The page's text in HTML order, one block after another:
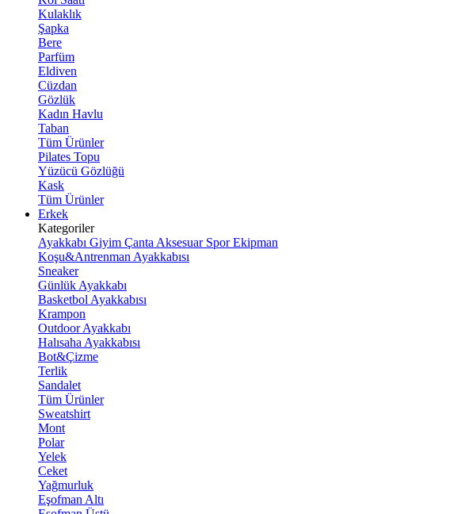
Kulaklık
Şapka
Bere
Parfüm
Eldiven
Cüzdan
Gözlük
Kadın Havlu
Taban
Tüm Ürünler
Pilates Topu
Yüzücü Gözlüğü
Kask
Tüm Ürünler
Erkek
Kategoriler
Ayakkabı Giyim Çanta Aksesuar Spor Ekipman
Koşu&Antrenman Ayakkabısı
Sneaker
Günlük Ayakkabı
Basketbol Ayakkabısı
Krampon
Outdoor Ayakkabı
Halısaha Ayakkabısı
Bot&Çizme
Terlik
Sandalet
Tüm Ürünler
Sweatshirt
Mont
Polar
Yelek
Ceket
Yağmurluk
Eşofman Altı